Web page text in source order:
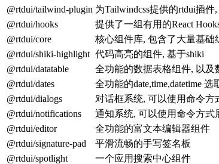
@rtdui/tailwind-plugin 为Tailwindcss提供的rtdui插
@rtdui/hooks
提供了一组有用的React
@rtdui/core
核心组件库, 包含了大量基础
@rtdui/shiki-highlight 代码高亮的组件, 基于shiki
@rtdui/datatable
全功能的数据表格组件, 以及
@rtdui/dates
全功能的date,time,datetime
@rtdui/dialogs
对话框系统, 可以使用命令方
@rtdui/notifications
通知系统, 可以使用命令方式
@rtdui/editor
全功能的富文本编辑器组件
@rtdui/signature-pad
平滑流畅的手写签名板
@rtdui/spotlight
一个应用搜索中心组件